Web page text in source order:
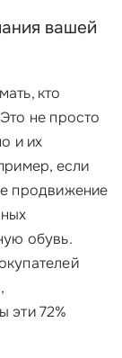
вашей
кто
не просто
и их
если
продвижение
обувь.
эти 72%